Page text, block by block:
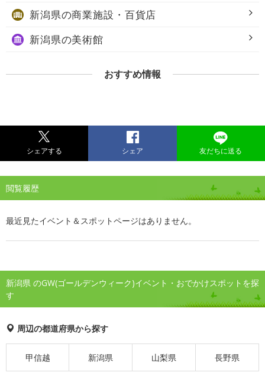
新潟県の商業施設・百貨店
新潟県の美術館
おすすめ情報
シェアする シェア 友だちに送る
閲覧履歴
最近見たイベント＆スポットページはありません。
新潟県 のGW(ゴールデンウィーク)イベント・おでかけスポットを探
す
周辺の都道府県から探す
甲信越 新潟県 山梨県 長野県